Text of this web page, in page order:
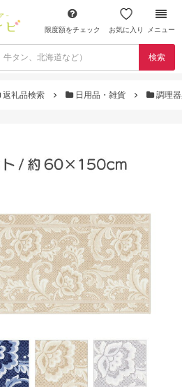
限度額をチェック お気に入り メニュー
検索
返礼品検索 日用品・雑貨 調理